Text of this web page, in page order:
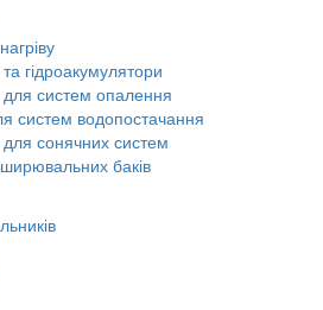
гідроакумулятори
систем опалення
систем водопостачання
сонячних систем
баків